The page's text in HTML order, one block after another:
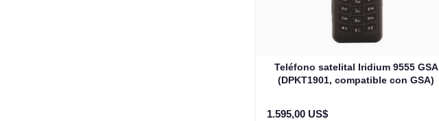
Teléfono satelital Iridium 9555 GSA
(DPKT1901, compatible con GSA)
1.595,00 US$